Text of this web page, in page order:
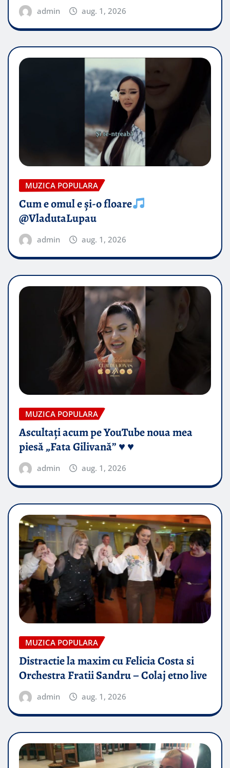
admin aug. 1, 2026
MUZICA POPULARA
Cum e omul e și-o floare
@VladutaLupau
admin aug. 1, 2026
MUZICA POPULARA
Ascultați acum pe YouTube noua mea
piesă „Fata Gilivană” ♥️ ♥️
admin aug. 1, 2026
MUZICA POPULARA
Distractie la maxim cu Felicia Costa si
Orchestra Fratii Sandru – Colaj etno live
admin aug. 1, 2026